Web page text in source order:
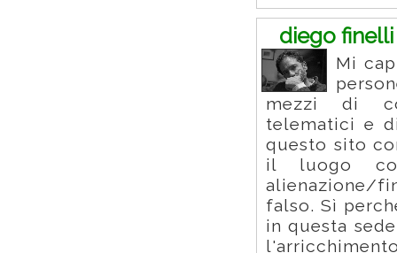
diego finelli
Mi
mezzi di
telematici e
questo sito
il luogo
alienazione/
falso. Sì
in questa